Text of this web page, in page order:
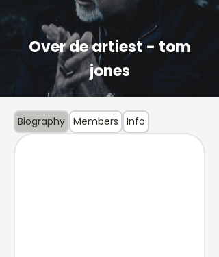
Over de artiest - tom
jones
Biography Members Info